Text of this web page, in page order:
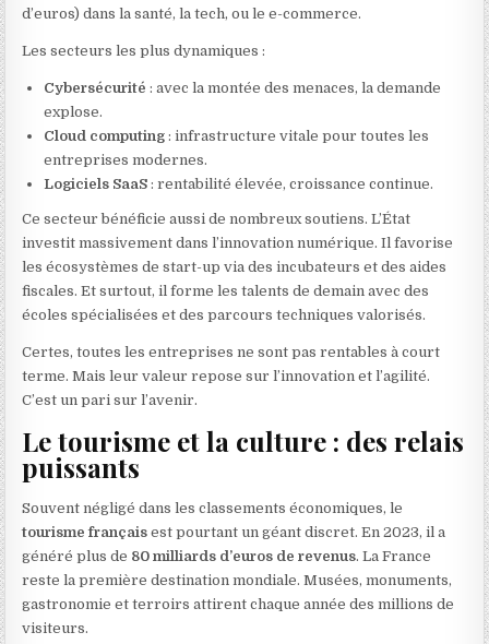
d’euros) dans la santé, la tech, ou le e-commerce.
Les secteurs les plus dynamiques :
Cybersécurité : avec la montée des menaces, la demande
explose.
Cloud computing : infrastructure vitale pour toutes les
entreprises modernes.
Logiciels SaaS : rentabilité élevée, croissance continue.
Ce secteur bénéficie aussi de nombreux soutiens. L’État
investit massivement dans l’innovation numérique. Il favorise
les écosystèmes de start-up via des incubateurs et des aides
fiscales. Et surtout, il forme les talents de demain avec des
écoles spécialisées et des parcours techniques valorisés.
Certes, toutes les entreprises ne sont pas rentables à court
terme. Mais leur valeur repose sur l’innovation et l’agilité.
C’est un pari sur l’avenir.
Le tourisme et la culture : des relais
puissants
Souvent négligé dans les classements économiques, le
tourisme français est pourtant un géant discret. En 2023, il a
généré plus de 80 milliards d’euros de revenus. La France
reste la première destination mondiale. Musées, monuments,
gastronomie et terroirs attirent chaque année des millions de
visiteurs.